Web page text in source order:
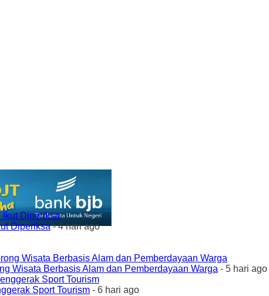
Diperiksa- 4 hari ago
Wisata Berbasis Alam dan Pemberdayaan Warga - 5 hari ago
Sport Tourism - 6 hari ago